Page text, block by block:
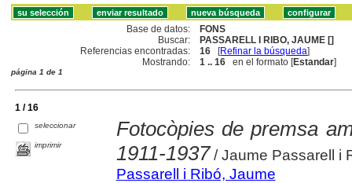
Base de datos:
FONS
Buscar:
PASSARELL I RIBO, JAUME []
Referencias encontradas:
16 [Refinar la búsqueda]
Mostrando:
1 .. 16 en el formato [Estandar]
página 1 de 1
1 / 16
seleccionar
imprimir
Fotocòpies de premsa
1911-1937 / Jaume Passarell i
Passarell i Ribó, Jaume